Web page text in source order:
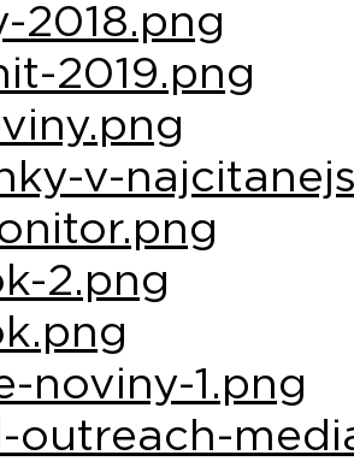
2018.png
2019.png
v-
2.png
noviny-1.png
outreach-